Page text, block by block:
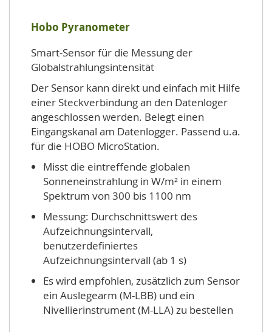
Hobo Pyranometer
Smart-Sensor für die Messung der
Globalstrahlungsintensität
Der Sensor kann direkt und einfach mit Hilfe
einer Steckverbindung an den Datenloger
angeschlossen werden. Belegt einen
Eingangskanal am Datenlogger. Passend u.a.
für die HOBO MicroStation.
Misst die eintreffende globalen
Sonneneinstrahlung in W/m² in einem
Spektrum von 300 bis 1100 nm
Messung: Durchschnittswert des
Aufzeichnungsintervall,
benutzerdefiniertes
Aufzeichnungsintervall (ab 1 s)
Es wird empfohlen, zusätzlich zum Sensor
ein Auslegearm (M-LBB) und ein
Nivellierinstrument (M-LLA) zu bestellen